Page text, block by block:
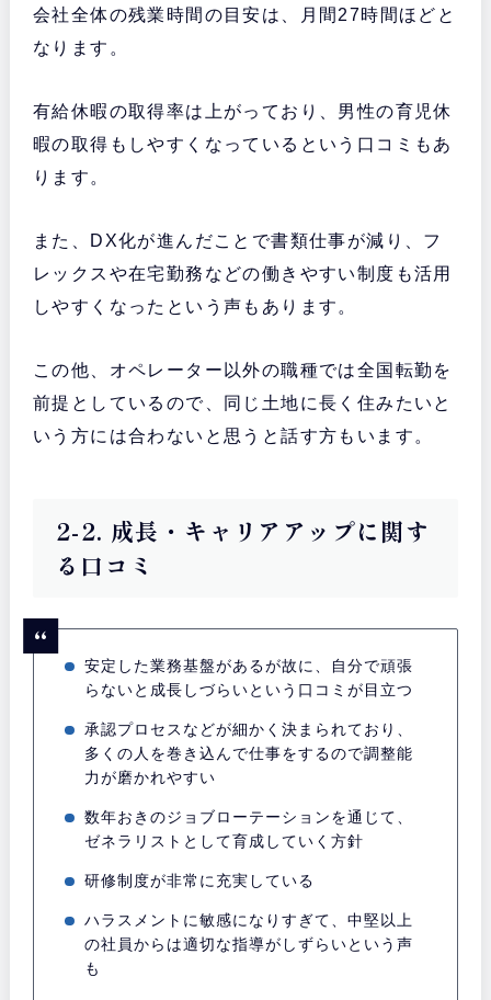
会社全体の残業時間の目安は、月間27時間ほどと
なります。
有給休暇の取得率は上がっており、男性の育児休
暇の取得もしやすくなっているという口コミもあ
ります。
また、DX化が進んだことで書類仕事が減り、フ
レックスや在宅勤務などの働きやすい制度も活用
しやすくなったという声もあります。
この他、オペレーター以外の職種では全国転勤を
前提としているので、同じ土地に長く住みたいと
いう方には合わないと思うと話す方もいます。
2-2. 成長・キャリアアップに関す
る口コミ
安定した業務基盤があるが故に、自分で頑張
らないと成長しづらいという口コミが目立つ
承認プロセスなどが細かく決まられており、
多くの人を巻き込んで仕事をするので調整能
力が磨かれやすい
数年おきのジョブローテーションを通じて、
ゼネラリストとして育成していく方針
研修制度が非常に充実している
ハラスメントに敏感になりすぎて、中堅以上
の社員からは適切な指導がしずらいという声
も